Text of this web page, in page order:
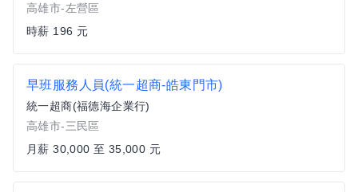
高雄市-左營區
時薪 196 元
早班服務人員(統一超商-皓東門市)
統一超商(福德海企業行)
高雄市-三民區
月薪 30,000 至 35,000 元